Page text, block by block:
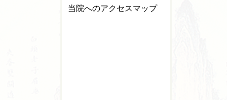
当院へのアクセスマップ